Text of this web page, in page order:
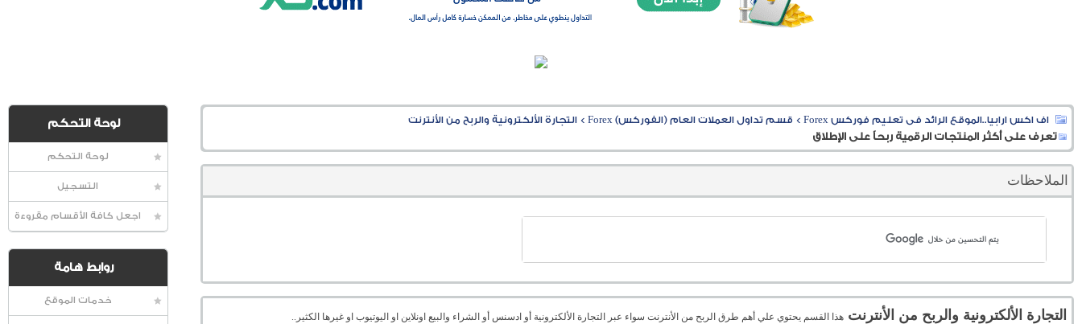
لوحة التحكم
لوحة التحكم
التسجيل
اجعل كافة الأقسام مقروءة
روابط هامة
خدمات الموقع
اف اكس ارابيا..الموقع الرائد فى تعليم فوركس Forex > قسم تداول العملات العام (الفوركس) Forex >التجارة الألكترونية والربح من الأنترنت
تعرف على أكثر المنتجات الرقمية ربحاً على الإطلاق
الملاحظات
التجارة الألكترونية والربح من الأنترنت هذا القسم يحتوي علي أهم طرق الربح من الأنترنت سواء عبر التجارة الألكترونية أو ادسنس أو الشراء والبيع اونلاين او اليوتيوب او غيرها الكثير..